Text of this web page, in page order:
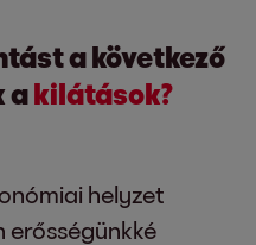
a következő
akilátások?
helyzet
erősségünkké